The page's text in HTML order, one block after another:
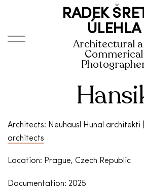
RADEK
ÚLEHLA
Architectural
Commerical
Architects: Neuhausl Hunal architekti |
architects
Location: Prague, Czech Republic
Documentation: 2025